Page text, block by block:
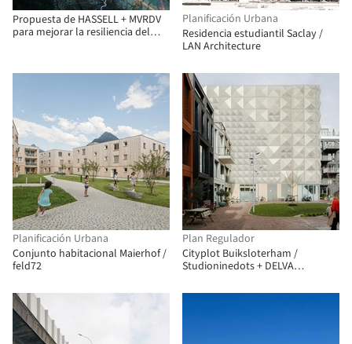
Propuesta de HASSELL + MVRDV
para mejorar la resiliencia del
Planificación Urbana
Residencia estudiantil Saclay /
LAN Architecture
Planificación Urbana
Conjunto habitacional Maierhof /
feld72
Plan Regulador
Cityplot Buiksloterham /
Studioninedots + DELVA